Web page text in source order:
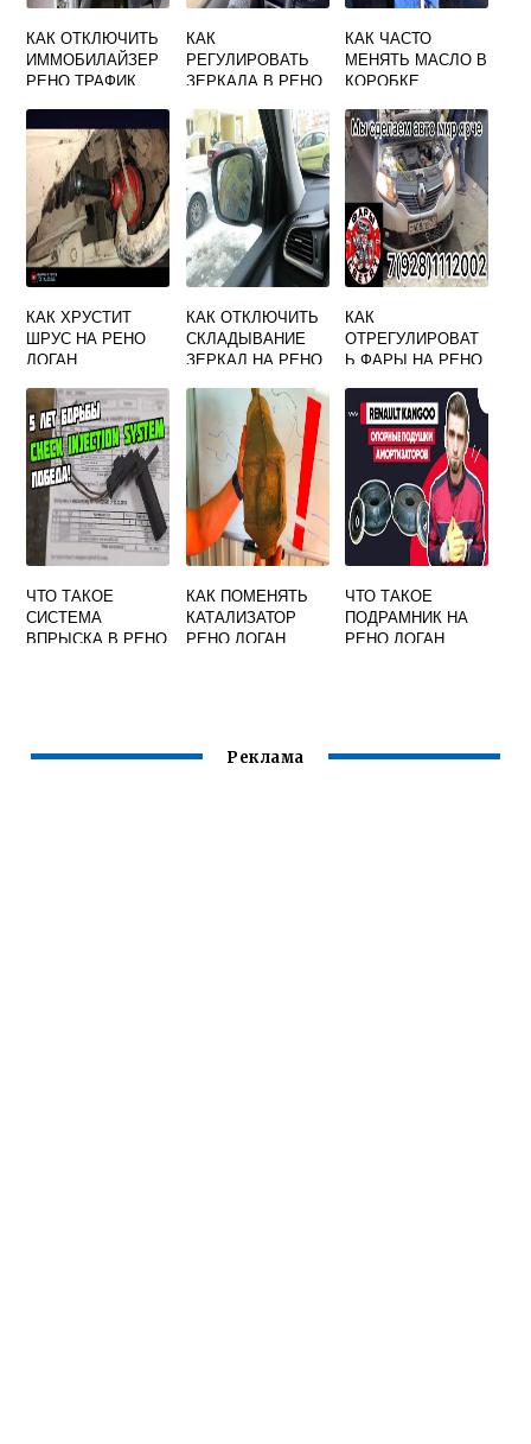
КАК ОТКЛЮЧИТЬ
ИММОБИЛАЙЗЕР
РЕНО ТРАФИК
КАК
РЕГУЛИРОВАТЬ
ЗЕРКАЛА В РЕНО
КАК ЧАСТО
МЕНЯТЬ МАСЛО В
КОРОБКЕ
ЛОГАН
КАК ХРУСТИТ
ШРУС НА РЕНО
ЛОГАН
КАК ОТКЛЮЧИТЬ
СКЛАДЫВАНИЕ
ЗЕРКАЛ НА РЕНО
КАК
ОТРЕГУЛИРОВАТ
Ь ФАРЫ НА РЕНО
ЧТО ТАКОЕ
СИСТЕМА
ВПРЫСКА В РЕНО
КАК ПОМЕНЯТЬ
КАТАЛИЗАТОР
РЕНО ЛОГАН
ЧТО ТАКОЕ
ПОДРАМНИК НА
РЕНО ЛОГАН
Реклама